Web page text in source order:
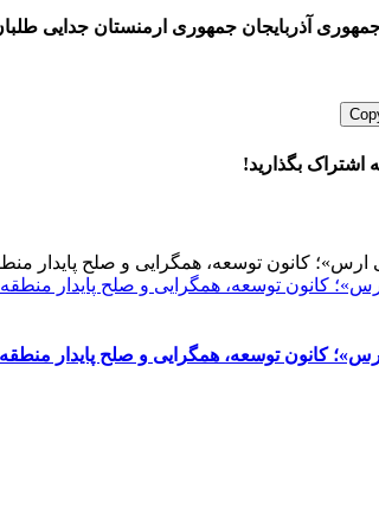
جمهوری آذربایجان جمهوری ارمنستان جدایی
اشتراک بگذارید!
کانون توسعه، همگرایی و صلح پایدار
کانون توسعه، همگرایی و صلح پایدار